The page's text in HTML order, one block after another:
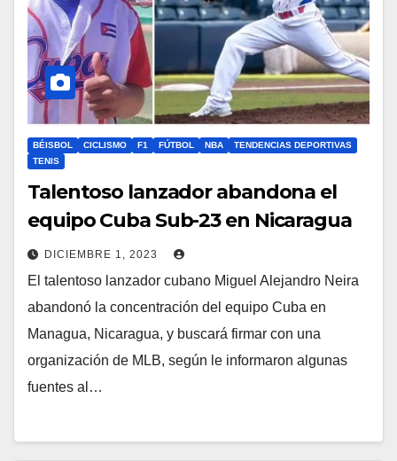
BÉISBOL CICLISMO F1 FÚTBOL NBA
TENDENCIAS DEPORTIVAS
TENIS
Talentoso lanzador abandona el
equipo Cuba Sub-23 en Nicaragua
DICIEMBRE 1, 2023
El talentoso lanzador cubano Miguel Alejandro Neira
abandonó la concentración del equipo Cuba en
Managua, Nicaragua, y buscará firmar con una
organización de MLB, según le informaron algunas
fuentes al…